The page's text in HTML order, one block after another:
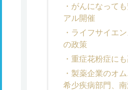
がんになって
アル開催
ライフサイエ
の政策
重症花粉症に
製薬企業のオ
希少疾病部門、